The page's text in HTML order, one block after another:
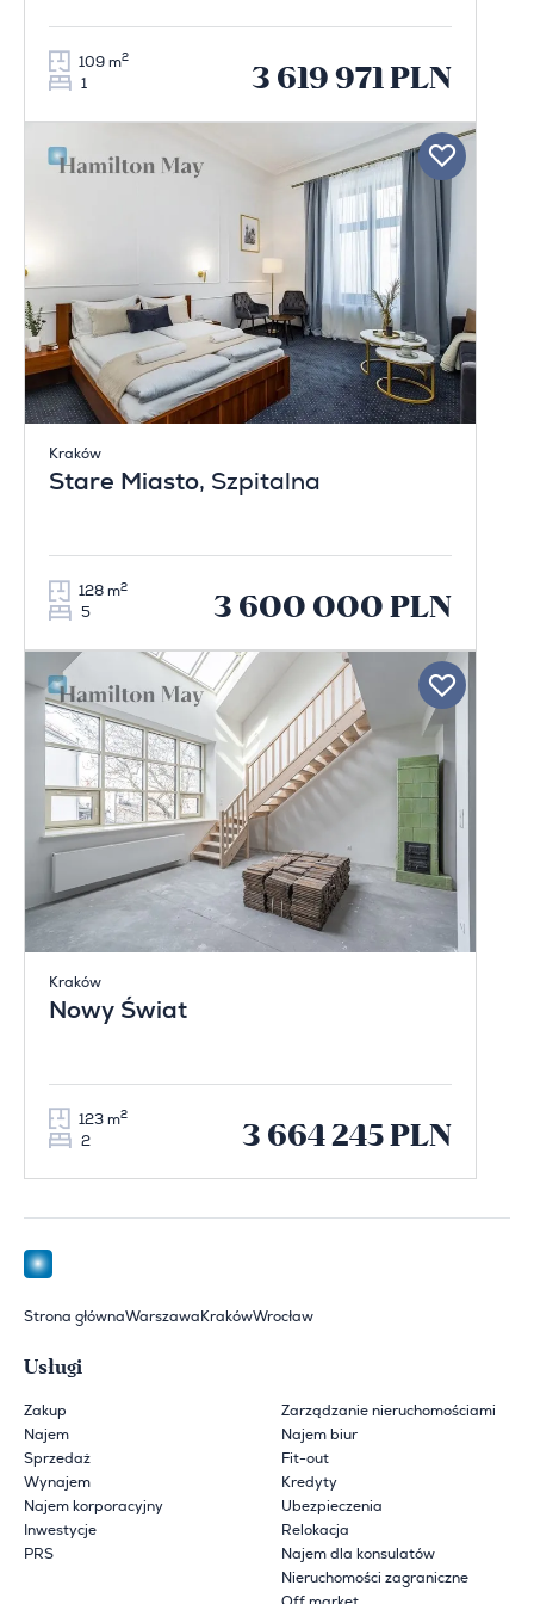
109 m2
1 3 619 971 PLN
Kraków
Stare Miasto, Szpitalna
128 m2
5 3 600 000 PLN
Kraków
Nowy Świat
123 m2
2 3 664 245 PLN
Strona głównaWarszawa KrakówWrocław
Usługi
Zakup
Najem
Sprzedaż
Wynajem
Najem korporacyjny
Inwestycje
PRS
Zarządzanie nieruchomościami
Najem biur
Fit-out
Kredyty
Ubezpieczenia
Relokacja
Najem dla konsulatów
Nieruchomości zagraniczne